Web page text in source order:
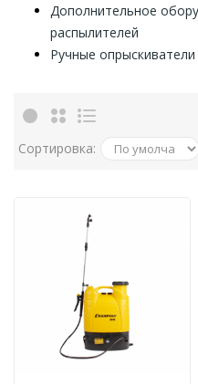
Дополнительное
распылителей
Ручные
Сортировка: